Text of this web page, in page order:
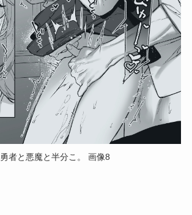
勇者と悪魔と半分こ。 画像8